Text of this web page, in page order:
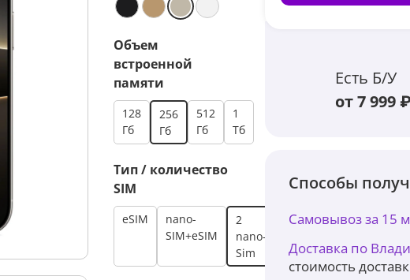
Объем
встроенной
памяти
128
Гб
256
Гб
512
Гб
1
Тб
Тип / количество
SIM
eSIM
nano-
SIM+eSIM
2
nano-
Sim
Есть Б/У
от 7 999 ₽
Способы
Самовывоз за 15
Доставка по
стоимость